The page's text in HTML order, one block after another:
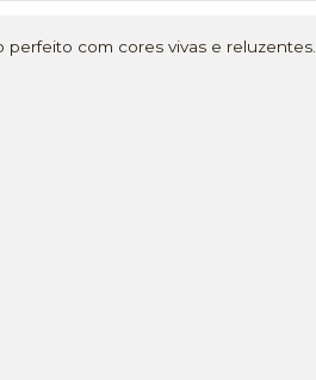
com cores vivas e reluzentes.